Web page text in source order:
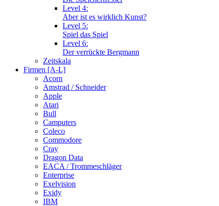
Level 4:
Aber ist es wirklich Kunst?
Level 5:
Spiel das Spiel
Level 6:
Der verrückte Bergmann
Zeitskala
Firmen [A-L]
Acorn
Amstrad / Schneider
Apple
Atari
Bull
Camputers
Coleco
Commodore
Cray
Dragon Data
EACA / Trommeschläger
Enterprise
Exelvision
Exidy
IBM